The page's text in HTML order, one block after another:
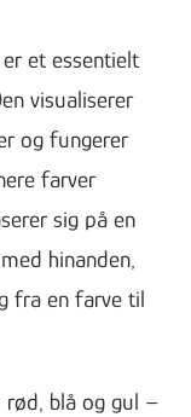
et essentielt
visualiserer
og fungerer
farver
sig på en
hinanden,
fra en farve til
blå og gul –